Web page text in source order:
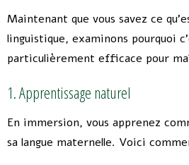
Maintenant que vous savez ce
linguistique, examinons pourquoi
particulièrement efficace pour
1. Apprentissage naturel
En immersion, vous apprenez
sa langue maternelle. Voici